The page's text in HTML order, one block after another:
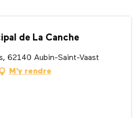
de La Canche
62140 Aubin-Saint-Vaast
M'y rendre